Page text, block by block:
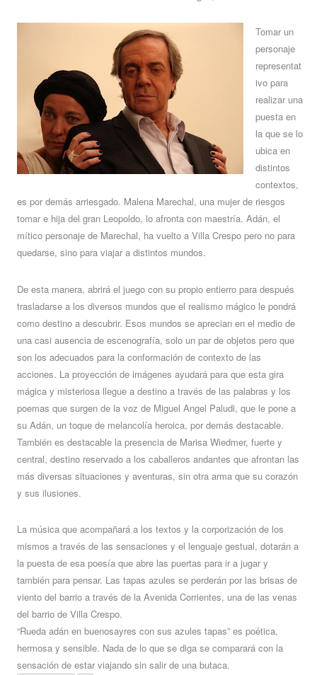
Tomar un
personaje
representat
ivo para
realizar una
puesta en
la que se lo
ubica en
distintos
contextos,
es por demás arriesgado. Malena Marechal, una mujer de riesgos
tomar e hija del gran Leopoldo, lo afronta con maestría. Adán, el
mítico personaje de Marechal, ha vuelto a Villa Crespo pero no para
quedarse, sino para viajar a distintos mundos.
De esta manera, abrirá el juego con su propio entierro para después
trasladarse a los diversos mundos que el realismo mágico le pondrá
como destino a descubrir. Esos mundos se aprecian en el medio de
una casi ausencia de escenografía, solo un par de objetos pero que
son los adecuados para la conformación de contexto de las
acciones. La proyección de imágenes ayudará para que esta gira
mágica y misteriosa llegue a destino a través de las palabras y los
poemas que surgen de la voz de Miguel Angel Paludi, que le pone a
su Adán, un toque de melancolía heroica, por demás destacable.
También es destacable la presencia de Marisa Wiedmer, fuerte y
central, destino reservado a los caballeros andantes que afrontan las
más diversas situaciones y aventuras, sin otra arma que su corazón
y sus ilusiones.
La música que acompañará a los textos y la corporización de los
mismos a través de las sensaciones y el lenguaje gestual, dotarán a
la puesta de esa poesía que abre las puertas para ir a jugar y
también para pensar. Las tapas azules se perderán por las brisas de
viento del barrio a través de la Avenida Corrientes, una de las venas
del barrio de Villa Crespo.
“Rueda adán en buenosayres con sus azules tapas” es poética,
hermosa y sensible. Nada de lo que se diga se comparará con la
sensación de estar viajando sin salir de una butaca.